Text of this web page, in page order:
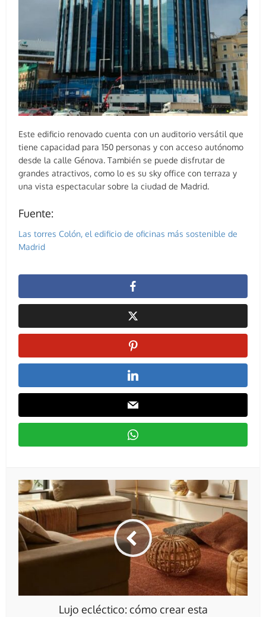
Este edificio renovado cuenta con un auditorio versátil que
tiene capacidad para 150 personas y con acceso autónomo
desde la calle Génova. También se puede disfrutar de
grandes atractivos, como lo es su sky office con terraza y
una vista espectacular sobre la ciudad de Madrid.
Fuente:
Las torres Colón, el edificio de oficinas más sostenible de
Madrid
Lujo ecléctico: cómo crear esta